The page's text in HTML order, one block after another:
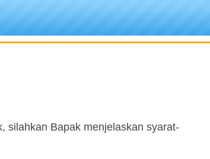
silahkan Bapak menjelaskan syarat-